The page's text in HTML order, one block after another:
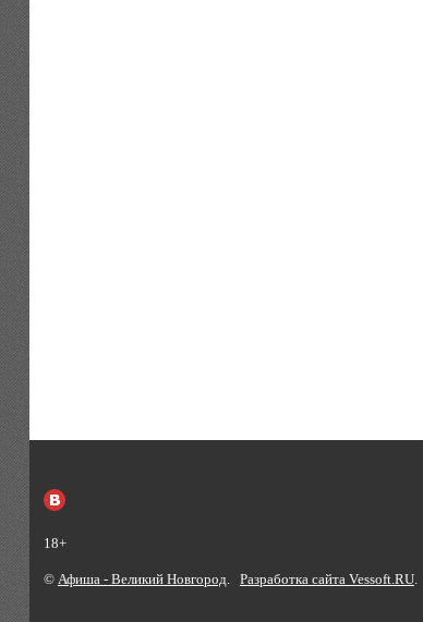
18+
© Афиша - Великий Новгород Разработка сайта Vessoft.RU.